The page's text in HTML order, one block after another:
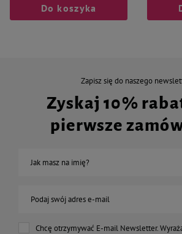
Do koszyka
Zapisz się do naszego
Zyskaj 10%
pierwsze
Jak masz na imię?
Podaj swój adres e-mail
Chcę otrzymywać E-mail Newsletter.